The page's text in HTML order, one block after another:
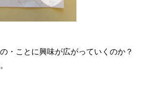
・ことに興味が広がっていくのか？